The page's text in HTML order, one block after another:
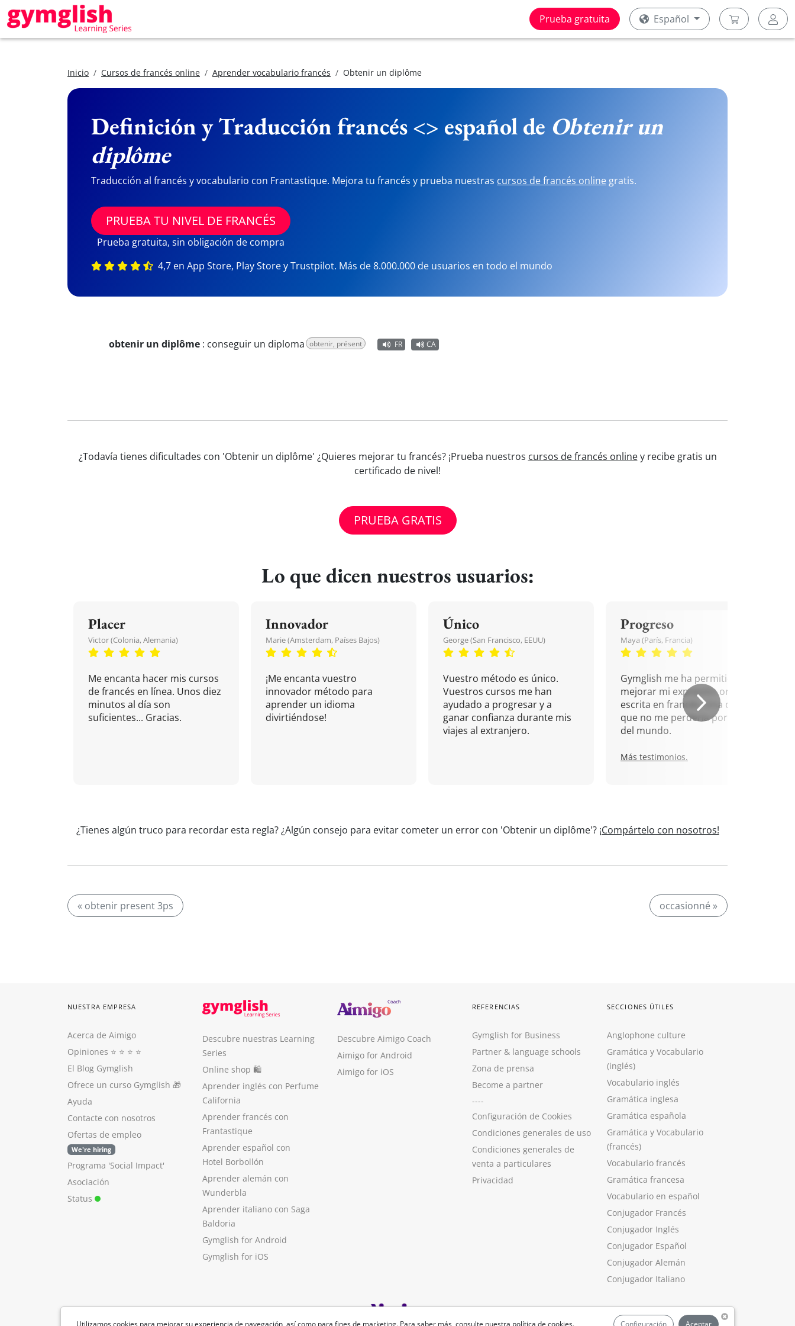
Prueba gratuita Español
Inicio Cursos de francés online Aprender vocabulario francés Obtenir un diplôme
Definición y Traducción francés <> español de Obtenir un
diplôme
Traducción al francés y vocabulario con Frantastique. Mejora tu francés y prueba nuestras cursos de francés online gratis.
PRUEBA TU NIVEL DE FRANCÉS
Prueba gratuita, sin obligación de compra
4,7 en App Store, Play Store y Trustpilot. Más de 8.000.000 de usuarios en todo el mundo
obtenir un diplôme : conseguir un diploma obtenir, présent FR CA
¿Todavía tienes dificultades con 'Obtenir un diplôme' ¿Quieres mejorar tu francés? ¡Prueba nuestros cursos de francés onliney recibe gratis un
certificado de nivel!
PRUEBA GRATIS
Lo que dicen nuestros usuarios:
Placer
Victor (Colonia, Alemania)
Me encanta hacer mis cursos
de francés en línea. Unos diez
minutos al día son
suficientes... Gracias.
Innovador
Marie (Amsterdam, Países Bajos)
¡Me encanta vuestro
innovador método para
aprender un idioma
divirtiéndose!
Único
George (San Francisco, EEUU)
Vuestro método es único.
Vuestros cursos me han
ayudado a progresar y a
ganar confianza durante mis
viajes al extranjero.
Progreso
Maya (París, Francia)
Gymglish me ha permitido
mejorar mi expresión oral y
escrita en francés. Una cita
que no me perdería por nada
del mundo.
Más testimonios.
¿Tienes algún truco para recordar esta regla? ¿Algún consejo para evitar cometer un error con 'Obtenir un diplôme'? ¡Compártelo con nosotros!
« obtenir present 3ps occasionné »
Utilizamos cookies para mejorar su experiencia de navegación, así como para fines de marketing. Para saber más, consulte nuestra política de cookies. Configuración Aceptar
NUESTRA EMPRESA
Acerca de Aimigo
Opiniones ⭐️ ⭐️ ⭐️ ⭐️
El Blog Gymglish
Ofrece un curso Gymglish 🎁
Ayuda
Contacte con nosotros
Ofertas de empleo
We're hiring
Programa 'Social Impact'
Asociación
Status
Descubre nuestras Learning
Series
Online shop 🛍
Aprender inglés con Perfume
California
Aprender francés con
Frantastique
Aprender español con
Hotel Borbollón
Aprender alemán con
Wunderbla
Aprender italiano con Saga
Baldoria
Gymglish for Android
Gymglish for iOS
Descubre Aimigo Coach
Aimigo for Android
Aimigo for iOS
REFERENCIAS
Gymglish for Business
Partner & language schools
Zona de prensa
Become a partner
----
Configuración de Cookies
Condiciones generales de uso
Condiciones generales de
venta a particulares
Privacidad
SECCIONES ÚTILES
Anglophone culture
Gramática y Vocabulario
(inglés)
Vocabulario inglés
Gramática inglesa
Gramática española
Gramática y Vocabulario
(francés)
Vocabulario francés
Gramática francesa
Vocabulario en español
Conjugador Francés
Conjugador Inglés
Conjugador Español
Conjugador Alemán
Conjugador Italiano